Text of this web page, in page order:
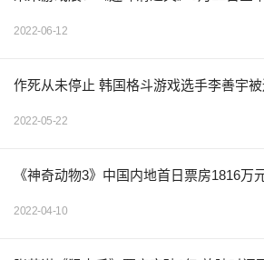
2022-06-12
作死从未停止 韩国格斗游戏选手李善宇
2022-05-22
《神奇动物3》中国内地首日票房1816万
2022-04-10